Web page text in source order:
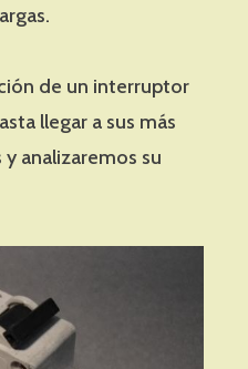
de un interruptor
llegar a sus más
analizaremos su